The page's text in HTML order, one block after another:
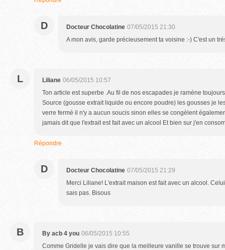
D Docteur Chocolatine 07/05/2015 21:30
A mon avis, garde précieusement ta voisine :-) C'est un
L Liliane 06/05/2015 10:57
Ton article est superbe .Au fil de nos escapades je ramène
Source (gousse extrait liquide ou encore poudre) les gousses je
verre fermé il n'y a aucun soucis sinon elles se congèlent
jamais dit que l'extrait est fait avec un alcool Et bien sur j'en
Répondre
D Docteur Chocolatine 07/05/2015 21:29
Merci Liliane! L'extrait maison est fait avec un alcool.
sais pas. Bisous
B By acb 4 you 06/05/2015 10:55
Comme Gridelle je vais dire que la meilleure vanille se trouve sur